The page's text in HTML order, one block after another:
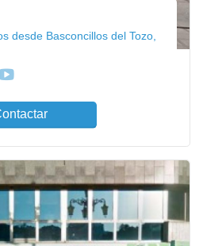
desde Basconcillos del Tozo,